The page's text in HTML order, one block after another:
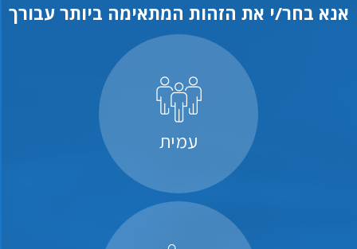
אנא בחר/י את הזהות המתאימה ביותר עבורך
עמית